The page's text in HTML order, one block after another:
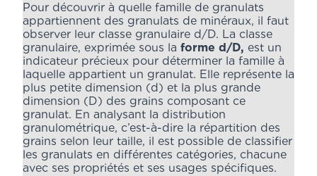
Pour découvrir à quelle famille de granulats
appartiennent des granulats de minéraux, il faut
observer leur classe granulaire d/D. La classe
granulaire, exprimée sous la forme d/D, est un
indicateur précieux pour déterminer la famille à
laquelle appartient un granulat. Elle représente la
plus petite dimension (d) et la plus grande
dimension (D) des grains composant ce
granulat. En analysant la distribution
granulométrique, c’est-à-dire la répartition des
grains selon leur taille, il est possible de classifier
les granulats en différentes catégories, chacune
avec ses propriétés et ses usages spécifiques.